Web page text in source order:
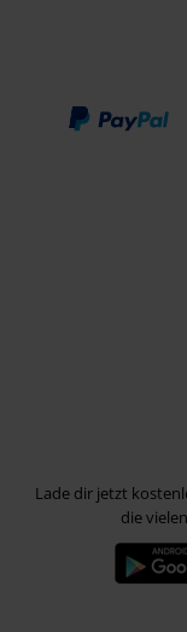
Lade dir jetzt
die